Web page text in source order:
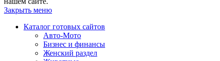
Закрыть меню
Каталог готовых сайтов
Авто-Мото
Бизнес и финансы
Женский раздел